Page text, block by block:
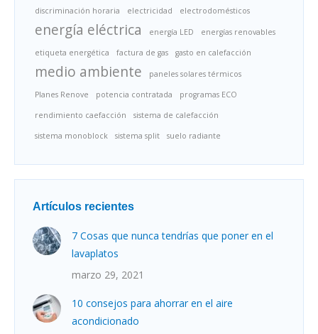
discriminación horaria electricidad electrodomésticos
energía eléctrica energía LED energías renovables
etiqueta energética factura de gas gasto en calefacción
medio ambiente paneles solares térmicos
Planes Renove potencia contratada programas ECO
rendimiento caefacción sistema de calefacción
sistema monoblock sistema split suelo radiante
Artículos recientes
7 Cosas que nunca tendrías que poner en el
lavaplatos
marzo 29, 2021
10 consejos para ahorrar en el aire
acondicionado